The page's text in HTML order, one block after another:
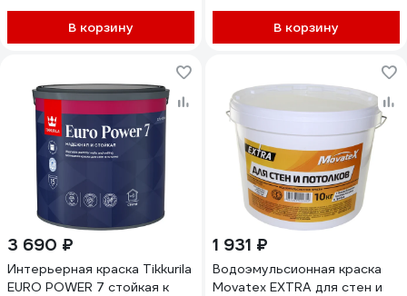
В корзину В корзину
3 690 ₽
Интерьерная краска Tikkurila
EURO POWER 7 стойкая к
1 931 ₽
Водоэмульсионная краска
Movatex EXTRA для стен и